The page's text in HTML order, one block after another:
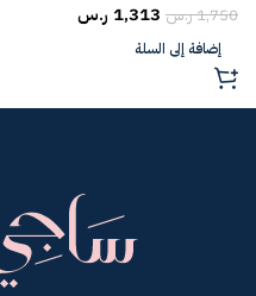
1,750ر.س 1,313 ر.س
إضافة إلى السلة